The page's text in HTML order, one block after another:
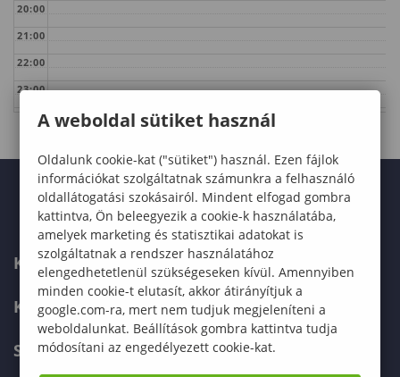
20:00
21:00
22:00
23:00
KAPCSOLAT
KÉPZÉSKERESŐ
SZERVEZETI FELÉPÍTÉS
A weboldal sütiket használ
Oldalunk cookie-kat ("sütiket") használ. Ezen fájlok
információkat szolgáltatnak számunkra a felhasználó
oldallátogatási szokásairól. Mindent elfogad gombra
kattintva, Ön beleegyezik a cookie-k használatába,
amelyek marketing és statisztikai adatokat is
szolgáltatnak a rendszer használatához
elengedhetetlenül szükségeseken kívül. Amennyiben
minden cookie-t elutasít, akkor átirányítjuk a
google.com-ra, mert nem tudjuk megjeleníteni a
weboldalunkat. Beállítások gombra kattintva tudja
módosítani az engedélyezett cookie-kat.